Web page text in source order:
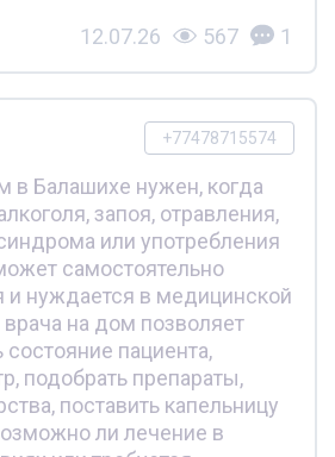
12.07.26 567 1
+77478715574
в Балашихе нужен, когда
запоя, отравления,
или употребления
самостоятельно
и нуждается в медицинской
на дом позволяет
пациента,
подобрать препараты,
поставить капельницу
ли лечение в